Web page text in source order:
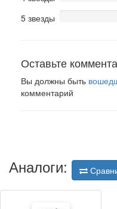
5 звезды
Оставьте
Вы должны быть
комментарий
Аналоги: